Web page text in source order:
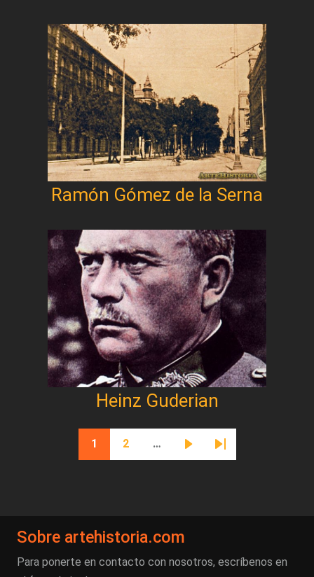
Ramón Gómez de la Serna
Heinz Guderian
Paginación
Página actual
1
Página
2 …
Siguiente página
Última página
Sobre artehistoria.com
Para ponerte en contacto con nosotros, escríbenos en